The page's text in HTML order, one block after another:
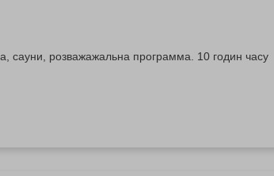
сауни, розважажальна программа. 10 годин часу